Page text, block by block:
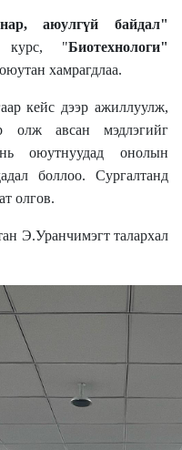
аюулгүй байдал"
курс, "Биотехнологи"
хамрагдлаа.
кейс дээр ажиллуулж,
олж авсан мэдлэгийг
оюутнуудад онолын
боллоо. Сургалтанд
олгов.
Э.Уранчимэгт талархал